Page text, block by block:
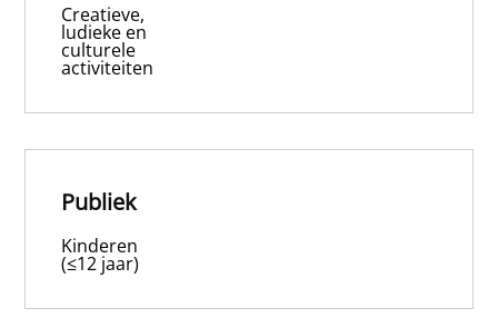
Creatieve,
ludieke en
culturele
activiteiten
Publiek
Kinderen
(≤12 jaar)